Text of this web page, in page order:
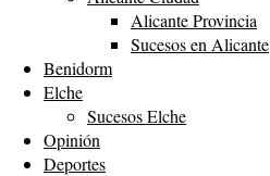
Alicante Provincia
Sucesos en Alicante
Benidorm
Elche
Sucesos Elche
Opinión
Deportes